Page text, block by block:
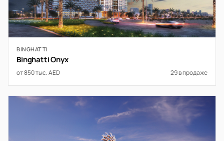
BINGHATTI
Binghatti Onyx
от 850 тыс. AED 29 в продаже